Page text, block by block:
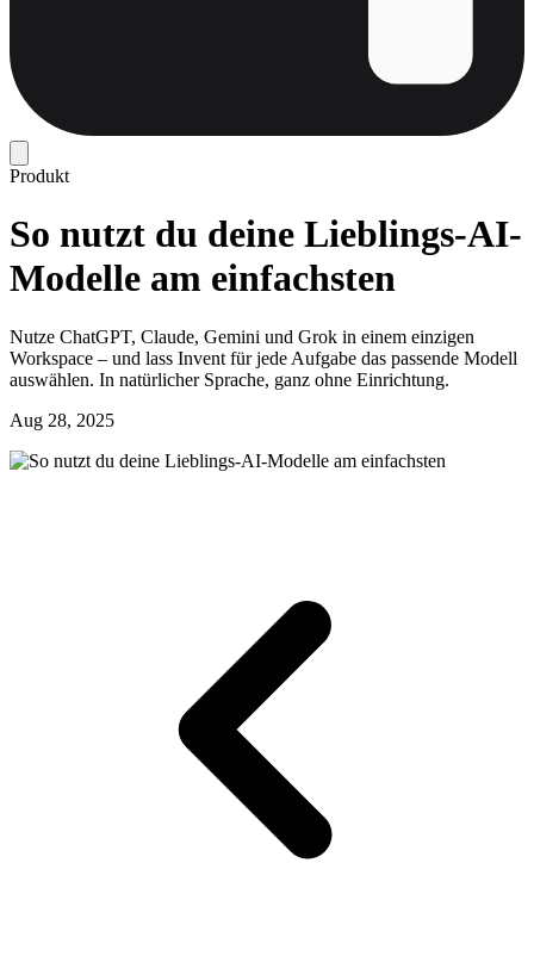
Produkt
So nutzt du deine Lieblings-AI-
Modelle am einfachsten
Nutze ChatGPT, Claude, Gemini und Grok in einem einzigen
Workspace – und lass Invent für jede Aufgabe das passende Modell
auswählen. In natürlicher Sprache, ganz ohne Einrichtung.
Aug 28, 2025